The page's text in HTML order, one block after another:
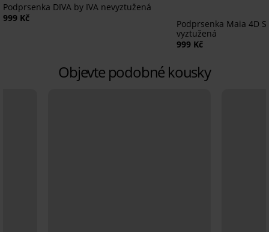
Podprsenka DIVA by IVA nevyztužená
999 Kč
Podprsenka Maia 4D
vyztužená
999 Kč
Objevte podobné kousky